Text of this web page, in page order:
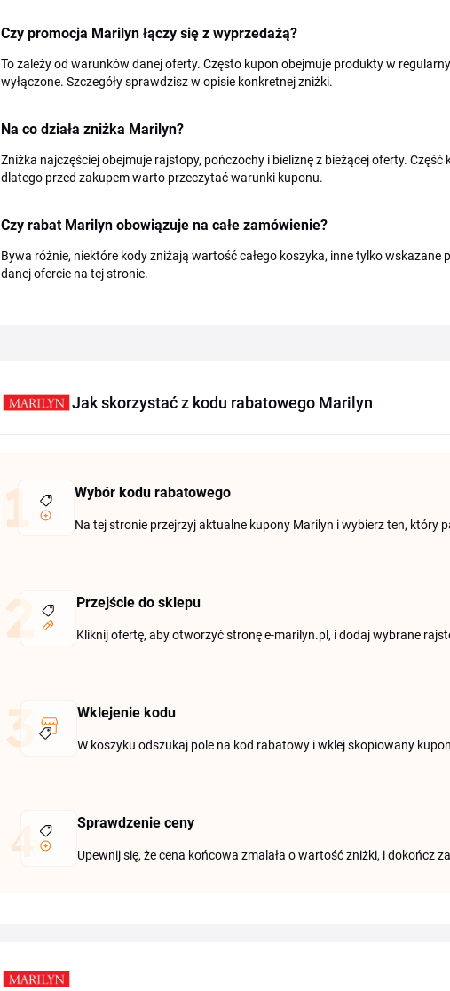
Czy promocja Marilyn łączy się z wyprzedażą?
To zależy od warunków danej oferty. Często kupon obejmuje produkty w
wyłączone. Szczegóły sprawdzisz w opisie konkretnej zniżki.
Na co działa zniżka Marilyn?
Zniżka najczęściej obejmuje rajstopy, pończochy i bieliznę z bieżącej oferty.
dlatego przed zakupem warto przeczytać warunki kuponu.
Czy rabat Marilyn obowiązuje na całe zamówienie?
Bywa różnie, niektóre kody zniżają wartość całego koszyka, inne tylko
danej ofercie na tej stronie.
Jak skorzystać z kodu rabatowego Marilyn
Wybór kodu rabatowego
Na tej stronie przejrzyj aktualne kupony Marilyn i wybierz ten, który
Przejście do sklepu
Kliknij ofertę, aby otworzyć stronę e-marilyn.pl, i dodaj wybrane
Wklejenie kodu
W koszyku odszukaj pole na kod rabatowy i wklej skopiowany
Sprawdzenie ceny
Upewnij się, że cena końcowa zmalała o wartość zniżki, i dokończ